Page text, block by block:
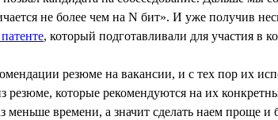
не более чем на N бит». И уже получив
, который подготавливали для участия
резюме на вакансии, и с тех пор их
которые рекомендуются на их
меньше времени, а значит сделать наем проще